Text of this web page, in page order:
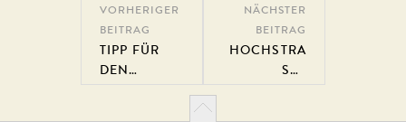
VORHERIGER
BEITRAG
TIPP FÜR
DEN
NÄCHSTER
BEITRAG
HOCHSTRA
SSE I